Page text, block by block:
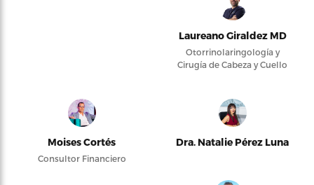
Laureano Giraldez MD
Otorrinolaringología y
Cirugía de Cabeza y Cuello
Moises Cortés
Consultor Financiero
Dra. Natalie Pérez Luna